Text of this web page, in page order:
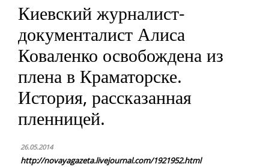
Киевский журналист-
документалист Алиса
Коваленко освобождена из
плена в Краматорске.
История, рассказанная
пленницей.
26.05.2014
http://novayagazeta.livejournal.com/1921952.html